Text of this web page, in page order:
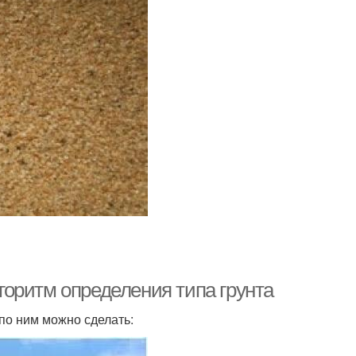
определения типа грунта
ним можно сделать: